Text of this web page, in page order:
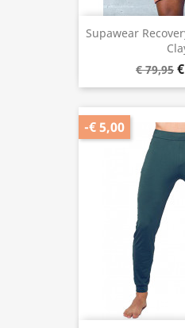
Supawear
€ 79,95
-€ 5,00